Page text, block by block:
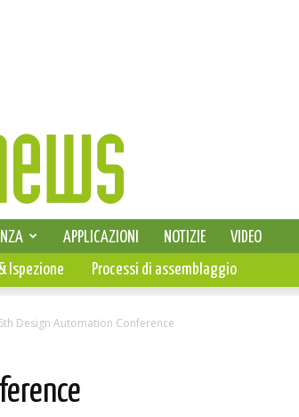
DI ELETTRONICA
APPLICAZIONI NOTIZIE
VIDEO
Ispezione Processi di assemblaggio
Design Automation Conference